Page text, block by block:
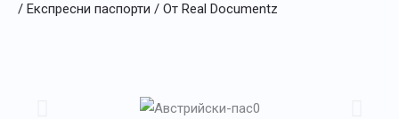
/ Експресни паспорти / От Real DocumentzHungarian